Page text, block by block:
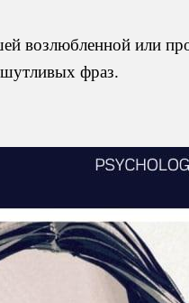
возлюбленной или
фраз.